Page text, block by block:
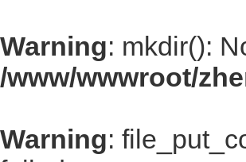
Warning: mkdir():
/www/wwwroot/
Warning: